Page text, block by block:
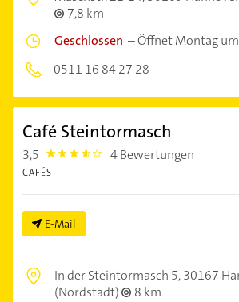
7,8 km
Geschlossen –Öffnet Montag
0511 16 84 27 28
Café Steintormasch
3,5 3.5 4 Bewertungen
CAFÉS
E-Mail
In der Steintormasch 5,30167
(Nordstadt)
8 km